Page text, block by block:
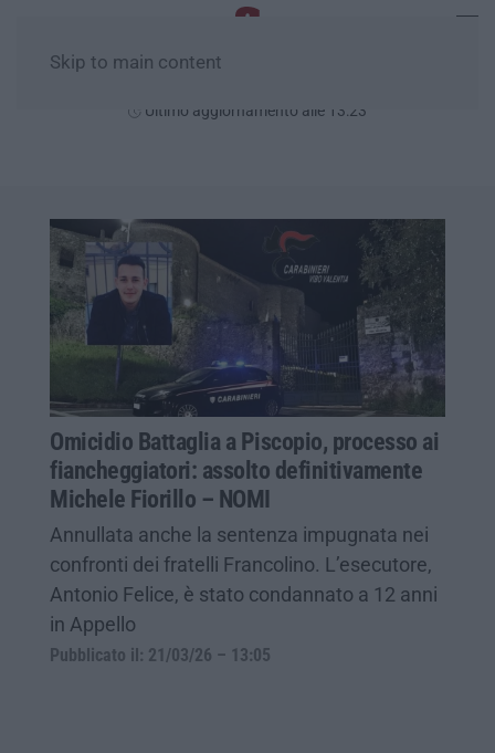
Skip to main content
Ultimo aggiornamento alle 13:23
Omicidio Battaglia a Piscopio, processo ai
fiancheggiatori: assolto definitivamente
Michele Fiorillo – NOMI
Annullata anche la sentenza impugnata nei
confronti dei fratelli Francolino. L’esecutore,
Antonio Felice, è stato condannato a 12 anni
in Appello
Pubblicato il: 21/03/26 – 13:05